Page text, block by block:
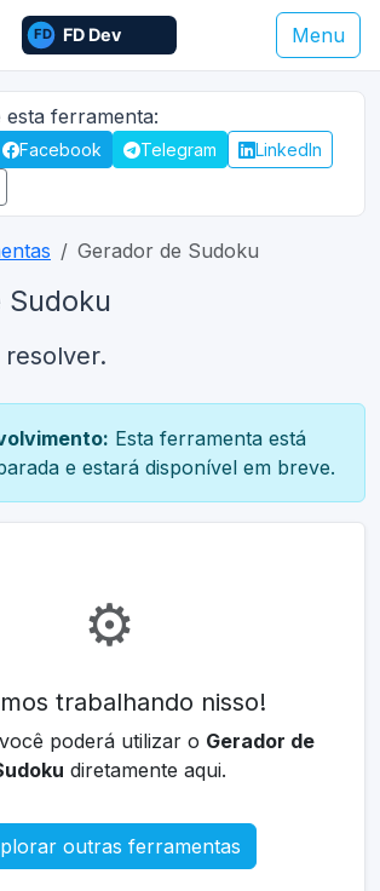
Menu
esta ferramenta:
Facebook Telegram
LinkedIn
Gerador de Sudoku
Sudoku
resolver.
Esta ferramenta está
e estará disponível em breve.
⚙️
trabalhando nisso!
poderá utilizar o Gerador de
diretamente aqui.
outras ferramentas